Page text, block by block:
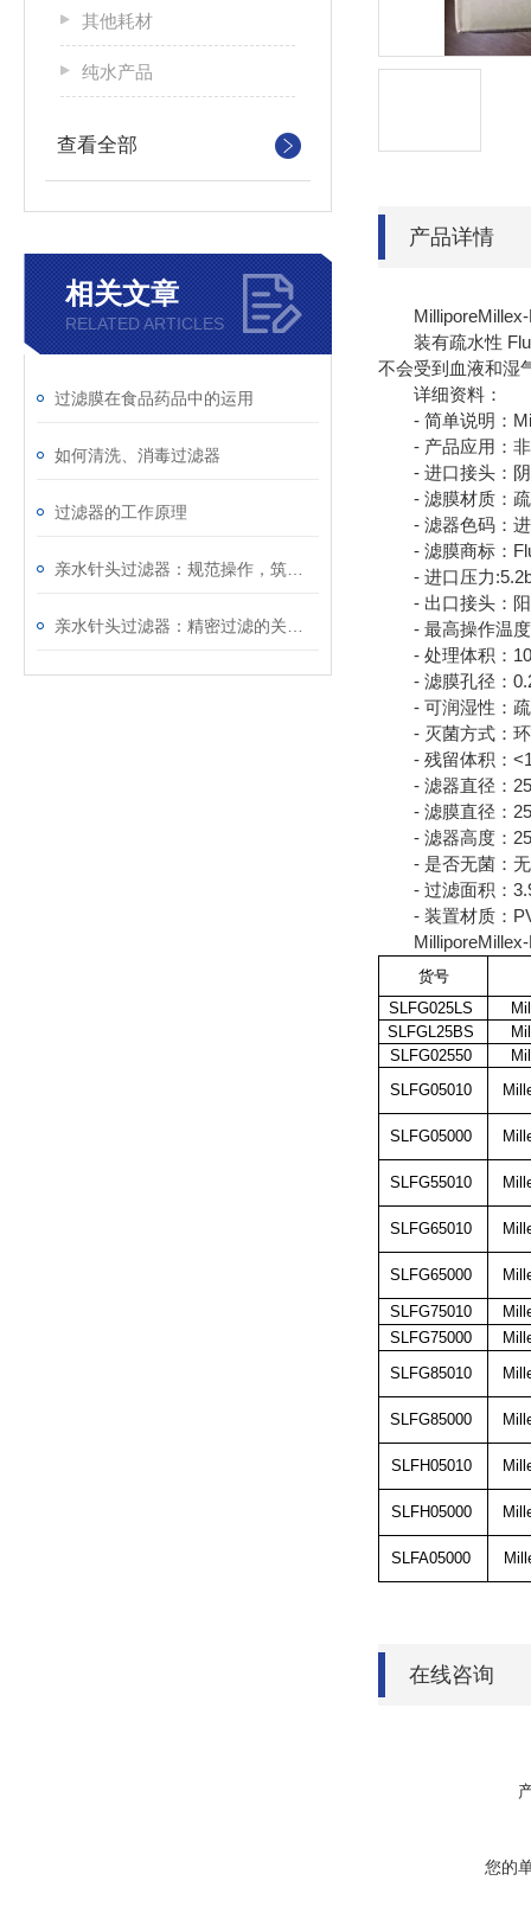
其他耗材
纯水产品
查看全部
相关文章
RELATED ARTICLES
过滤膜在食品药品中的运用
如何清洗、消毒过滤器
过滤器的工作原理
产品详情
MilliporeMillex-
装有疏水性
不会受到血液和湿
详细资料：
- 简单说明：
- 产品应用：非
- 进口接头：阴
- 滤膜材质：疏
- 滤器色码：进/
- 滤膜商标：
- 进口压力
- 出口接头：阳
- 最高操作温度
- 处理体积：
- 滤膜孔径：
- 可润湿性：
- 灭菌方式：环
- 残留体积：
- 滤器直径：
- 滤膜直径：
- 滤器高度：
- 是否无菌：
- 过滤面积：
- 装置材质：
MilliporeMillex-
货号
SLFG025LS
SLFGL25BS
SLFG02550
SLFG05010
SLFG05000
SLFG55010
SLFG65010
SLFG65000
SLFG75010
SLFG75000
SLFG85010
SLFG85000
SLFH05010
SLFH05000
SLFA05000
在线咨询
您的